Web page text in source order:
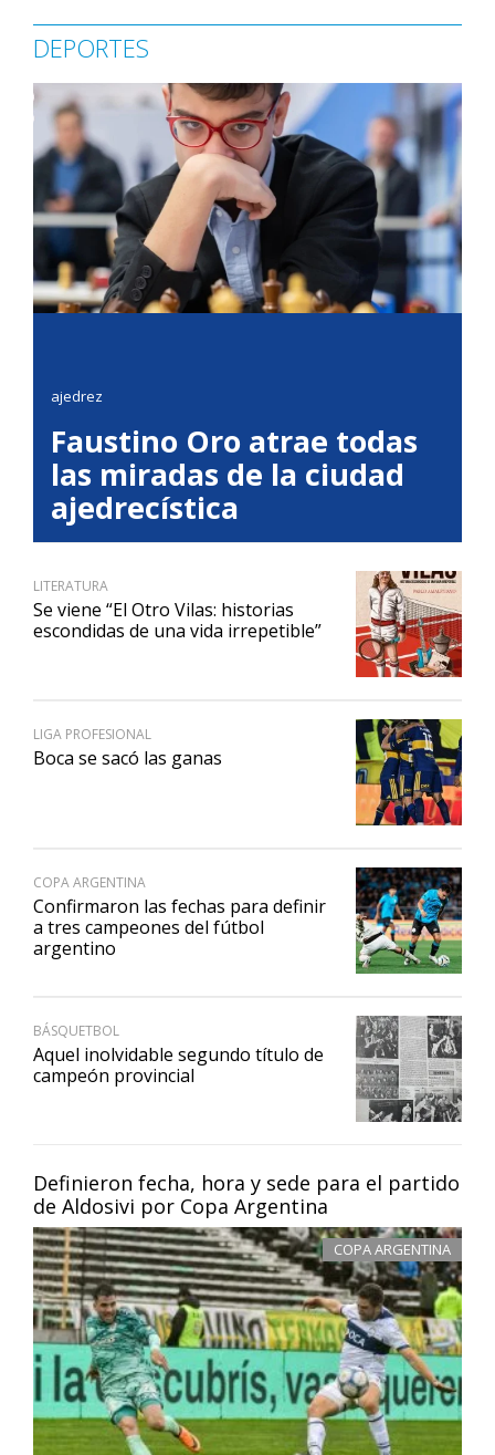
DEPORTES
Definieron fecha, hora y sede para el partido
de Aldosivi por Copa Argentina
COPA ARGENTINA
ajedrez
Faustino Oro atrae todas
las miradas de la ciudad
ajedrecística
LITERATURA
Se viene “El Otro Vilas: historias
escondidas de una vida irrepetible”
LIGA PROFESIONAL
Boca se sacó las ganas
COPA ARGENTINA
Confirmaron las fechas para definir
a tres campeones del fútbol
argentino
BÁSQUETBOL
Aquel inolvidable segundo título de
campeón provincial